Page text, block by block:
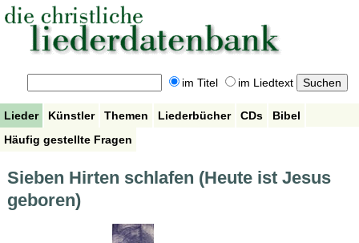
im Titel im Liedtext
Lieder Künstler Themen Liederbücher CDs
Bibel
Häufig gestellte Fragen
Sieben Hirten schlafen (Heute ist Jesus
geboren)